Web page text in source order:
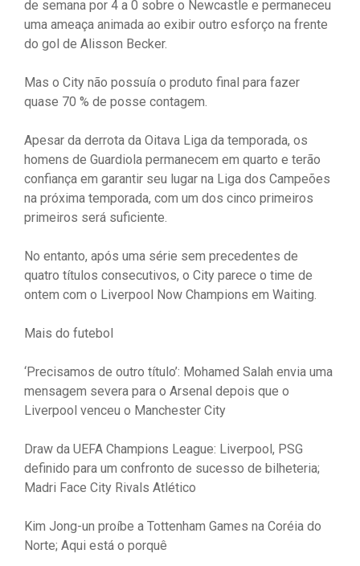
de semana por 4 a 0 sobre o Newcastle e permaneceu
uma ameaça animada ao exibir outro esforço na frente
do gol de Alisson Becker.
Mas o City não possuía o produto final para fazer
quase 70 % de posse contagem.
Apesar da derrota da Oitava Liga da temporada, os
homens de Guardiola permanecem em quarto e terão
confiança em garantir seu lugar na Liga dos Campeões
na próxima temporada, com um dos cinco primeiros
primeiros será suficiente.
No entanto, após uma série sem precedentes de
quatro títulos consecutivos, o City parece o time de
ontem com o Liverpool Now Champions em Waiting.
Mais do futebol
‘Precisamos de outro título’: Mohamed Salah envia uma
mensagem severa para o Arsenal depois que o
Liverpool venceu o Manchester City
Draw da UEFA Champions League: Liverpool, PSG
definido para um confronto de sucesso de bilheteria;
Madri Face City Rivals Atlético
Kim Jong-un proíbe a Tottenham Games na Coréia do
Norte; Aqui está o porquê